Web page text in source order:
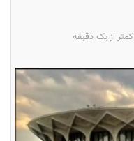
کمتر از یک دقیقه